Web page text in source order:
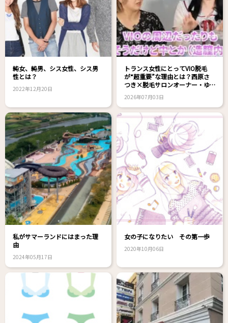
純女、純男、シス女性、シス男
性とは？
2022年12月20日
トランス女性にとってVIO脱毛
が“超重要”な理由とは？西原さ
つき×脱毛サロンオーナー・ゆ
2026年07月03日
私がサマーランドにはまった理
由
2024年05月17日
女の子になりたい その第一歩
2020年10月06日